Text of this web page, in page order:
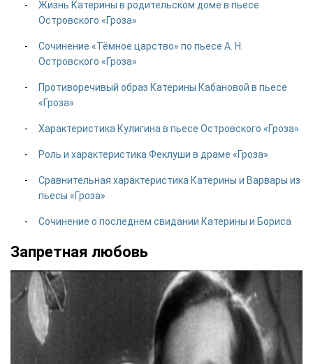
Жизнь Катерины в родительском доме в пьесе
Островского «Гроза»
Сочинение «Тёмное царство» по пьесе А. Н.
Островского «Гроза»
Противоречивый образ Катерины Кабановой в пьесе
«Гроза»
Характеристика Кулигина в пьесе Островского «Гроза»
Роль и характеристика Феклуши в драме «Гроза»
Сравнительная характеристика Катерины и Варвары из
пьесы «Гроза»
Сочинение о последнем свидании Катерины и Бориса
Запретная любовь